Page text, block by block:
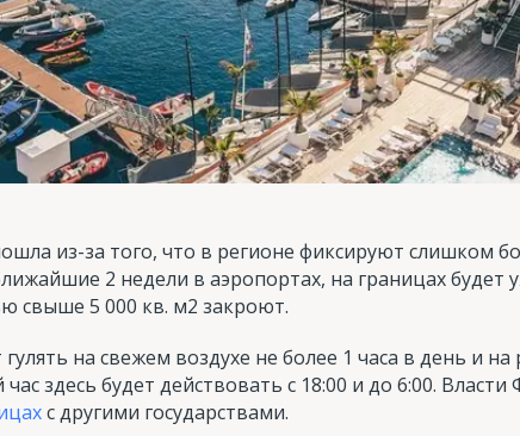
из-за того, что в регионе фиксируют слишком
2 недели в аэропортах, на границах будет
свыше 5 000 кв. м2 закроют.
на свежем воздухе не более 1 часа в день и на
здесь будет действовать с 18:00 и до 6:00.
с другими государствами.